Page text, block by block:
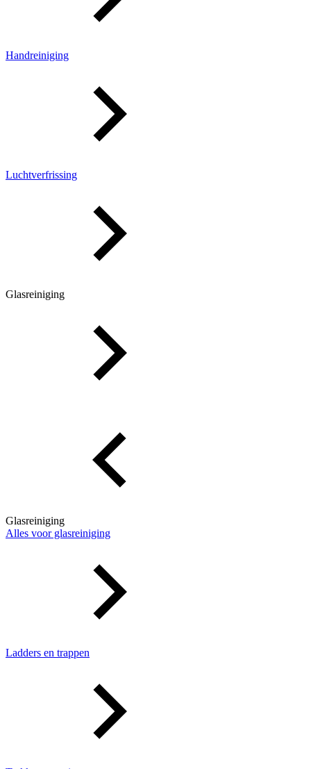
Handreiniging
Luchtverfrissing
Glasreiniging
Glasreiniging
Alles voor glasreiniging
Ladders en trappen